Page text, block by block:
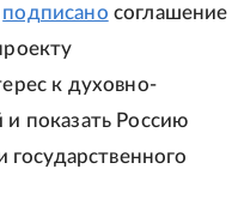
подписано соглашение
к духовно-
и показать Россию
государственного